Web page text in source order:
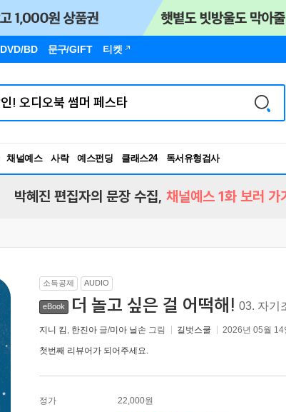
DVD/BD 문구/GIFT 티켓
채널예스 사락 예스펀딩 클래스24
RBTI Lab
독서유형검사
박혜진 편집자의 문장 수집, 채널예스 1화 보러 가
소득공제 AUDIO
eBook 더 놀고 싶은 걸 어떡해! 03. 자기
지니 킴 , 한진아 글/미아 닐손 그림 길벗스쿨 2026년 05월 14
첫번째 리뷰어가 되어주세요.
정가 22,000원